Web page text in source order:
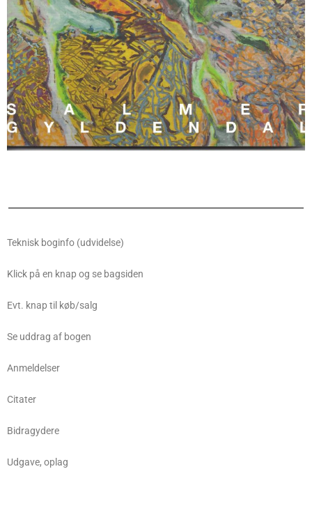
Teknisk boginfo (udvidelse)
Klick på en knap og se bagsiden
Evt. knap til køb/salg
Se uddrag af bogen
Anmeldelser
Citater
Bidragydere
Udgave, oplag